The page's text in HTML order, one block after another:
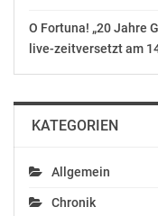
O Fortuna! „20 Jahre
live-zeitversetzt am
KATEGORIEN
Allgemein
Chronik